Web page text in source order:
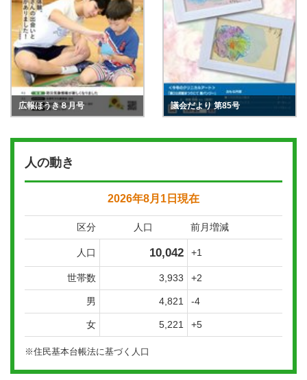
広報ほうき８月号 議会だより 第85号
人の動き
2026年8月1日現在
区分 人口 前月増減
人口 10,042 +1
世帯数 3,933 +2
男 4,821 -4
女 5,221 +5
※住民基本台帳法に基づく人口